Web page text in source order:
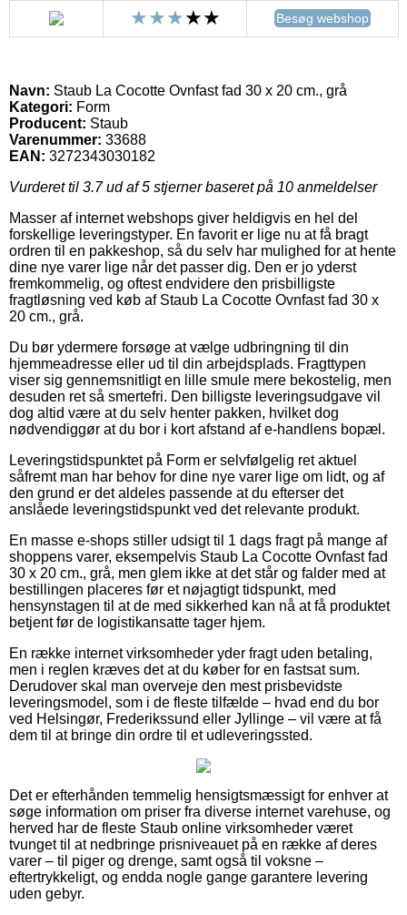
Besøg webshop
Navn: Staub La Cocotte Ovnfast fad 30 x 20 cm., grå
Kategori: Form
Producent: Staub
Varenummer: 33688
EAN: 3272343030182
Vurderet til 3.7ud af 5 stjerner baseret på 10 anmeldelser
Masser af internet webshops giver heldigvis en hel del
forskellige leveringstyper. En favorit er lige nu at få bragt
ordren til en pakkeshop, så du selv har mulighed for at hente
dine nye varer lige når det passer dig. Den er jo yderst
fremkommelig, og oftest endvidere den prisbilligste
fragtløsning ved køb af Staub La Cocotte Ovnfast fad 30 x
20 cm., grå.
Du bør ydermere forsøge at vælge udbringning til din
hjemmeadresse eller ud til din arbejdsplads. Fragttypen
viser sig gennemsnitligt en lille smule mere bekostelig, men
desuden ret så smertefri. Den billigste leveringsudgave vil
dog altid være at du selv henter pakken, hvilket dog
nødvendiggør at du bor i kort afstand af e-handlens bopæl.
Leveringstidspunktet på Form er selvfølgelig ret aktuel
såfremt man har behov for dine nye varer lige om lidt, og af
den grund er det aldeles passende at du efterser det
anslåede leveringstidspunkt ved det relevante produkt.
En masse e-shops stiller udsigt til 1 dags fragt på mange af
shoppens varer, eksempelvis Staub La Cocotte Ovnfast fad
30 x 20 cm., grå, men glem ikke at det står og falder med at
bestillingen placeres før et nøjagtigt tidspunkt, med
hensynstagen til at de med sikkerhed kan nå at få produktet
betjent før de logistikansatte tager hjem.
En række internet virksomheder yder fragt uden betaling,
men i reglen kræves det at du køber for en fastsat sum.
Derudover skal man overveje den mest prisbevidste
leveringsmodel, som i de fleste tilfælde – hvad end du bor
ved Helsingør, Frederikssund eller Jyllinge – vil være at få
dem til at bringe din ordre til et udleveringssted.
Det er efterhånden temmelig hensigtsmæssigt for enhver at
søge information om priser fra diverse internet varehuse, og
herved har de fleste Staub online virksomheder været
tvunget til at nedbringe prisniveauet på en række af deres
varer – til piger og drenge, samt også til voksne –
eftertrykkeligt, og endda nogle gange garantere levering
uden gebyr.